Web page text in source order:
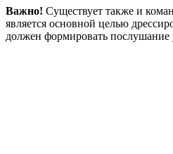
Важно! Существует также и
является основной целью
должен формировать послушание